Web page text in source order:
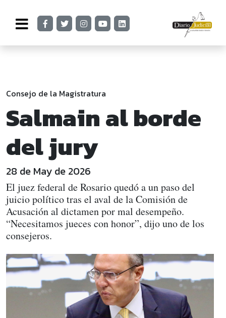
Consejo de la Magistratura
Salmain al borde
del jury
28 de May de 2026
El juez federal de Rosario quedó a un paso del
juicio político tras el aval de la Comisión de
Acusación al dictamen por mal desempeño.
“Necesitamos jueces con honor”, dijo uno de los
consejeros.